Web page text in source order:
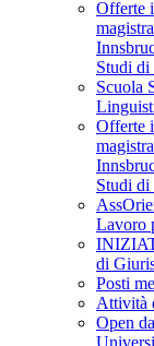
Offerte
Studi di
Scuola
Offerte
Studi di
Lavoro
di
Posti
Attività
Open